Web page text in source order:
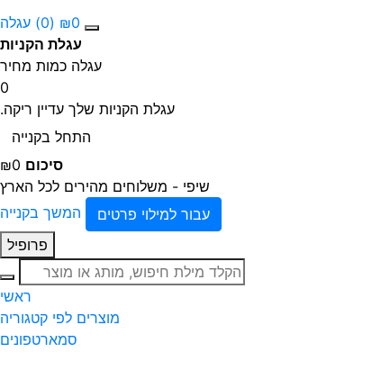
₪0
(0)
עגלה
עגלת הקניות
עגלה כמות מחיר
0
עגלת הקניות שלך עדיין ריקה.
התחל בקנייה
סיכום ₪0
שיפי - משלוחים מהירים לכל הארץ
עבור למילוי פרטים
המשך בקנייה
פרופיל
חיפוש
ראשי
מוצרים לפי קטגוריה
סמארטפונים